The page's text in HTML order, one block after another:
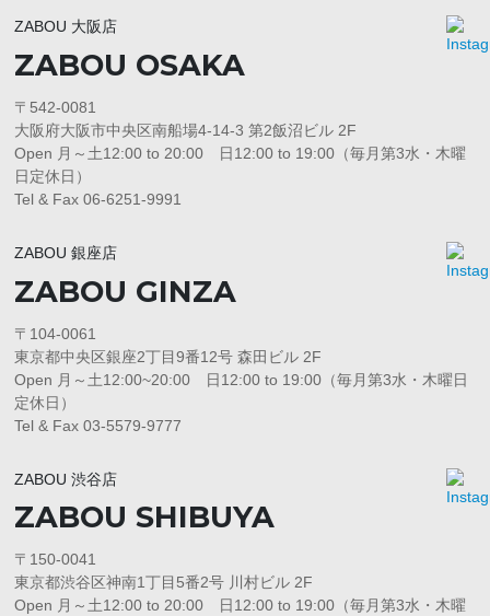
ZABOU 大阪店
ZABOU OSAKA
〒542-0081
大阪府大阪市中央区南船場4-14-3 第2飯沼ビル 2F
Open 月～土12:00 to 20:00 日12:00 to 19:00（毎月第3水・木曜
日定休日）
Tel & Fax 06-6251-9991
ZABOU 銀座店
ZABOU GINZA
〒104-0061
東京都中央区銀座2丁目9番12号 森田ビル 2F
Open 月～土12:00~20:00 日12:00 to 19:00（毎月第3水・木曜日
定休日）
Tel & Fax 03-5579-9777
ZABOU 渋谷店
ZABOU SHIBUYA
〒150-0041
東京都渋谷区神南1丁目5番2号 川村ビル 2F
Open 月～土12:00 to 20:00 日12:00 to 19:00（毎月第3水・木曜